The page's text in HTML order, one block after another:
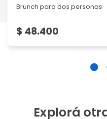
Brunch para dos personas
$ 48.400
Explorá